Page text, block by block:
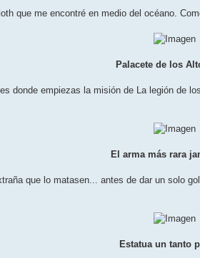
que me encontré en medio del océano.
Palacete de los
donde empiezas la misión de La legión de
El arma más rara
que lo matasen... antes de dar un solo
Estatua un tanto